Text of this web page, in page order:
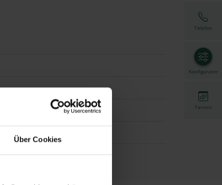
Über Cookies
- HWF Feinstruktur
Telefon
Konfigurator
Termin